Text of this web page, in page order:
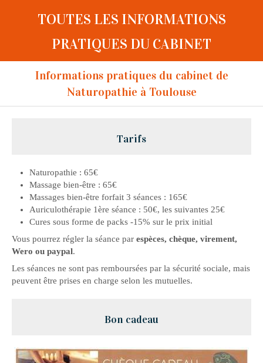
TOUTES LES INFORMATIONS
PRATIQUES DU CABINET
Informations pratiques du cabinet de
Naturopathie à Toulouse
Tarifs
Naturopathie : 65€
Massage bien-être : 65€
Massages bien-être forfait 3 séances : 165€
Auriculothérapie 1ère séance : 50€, les suivantes 25€
Cures sous forme de packs -15% sur le prix initial
Vous pourrez régler la séance par espèces, chèque, virement,
Wero ou paypal.
Les séances ne sont pas remboursées par la sécurité sociale, mais
peuvent être prises en charge selon les mutuelles.
Bon cadeau